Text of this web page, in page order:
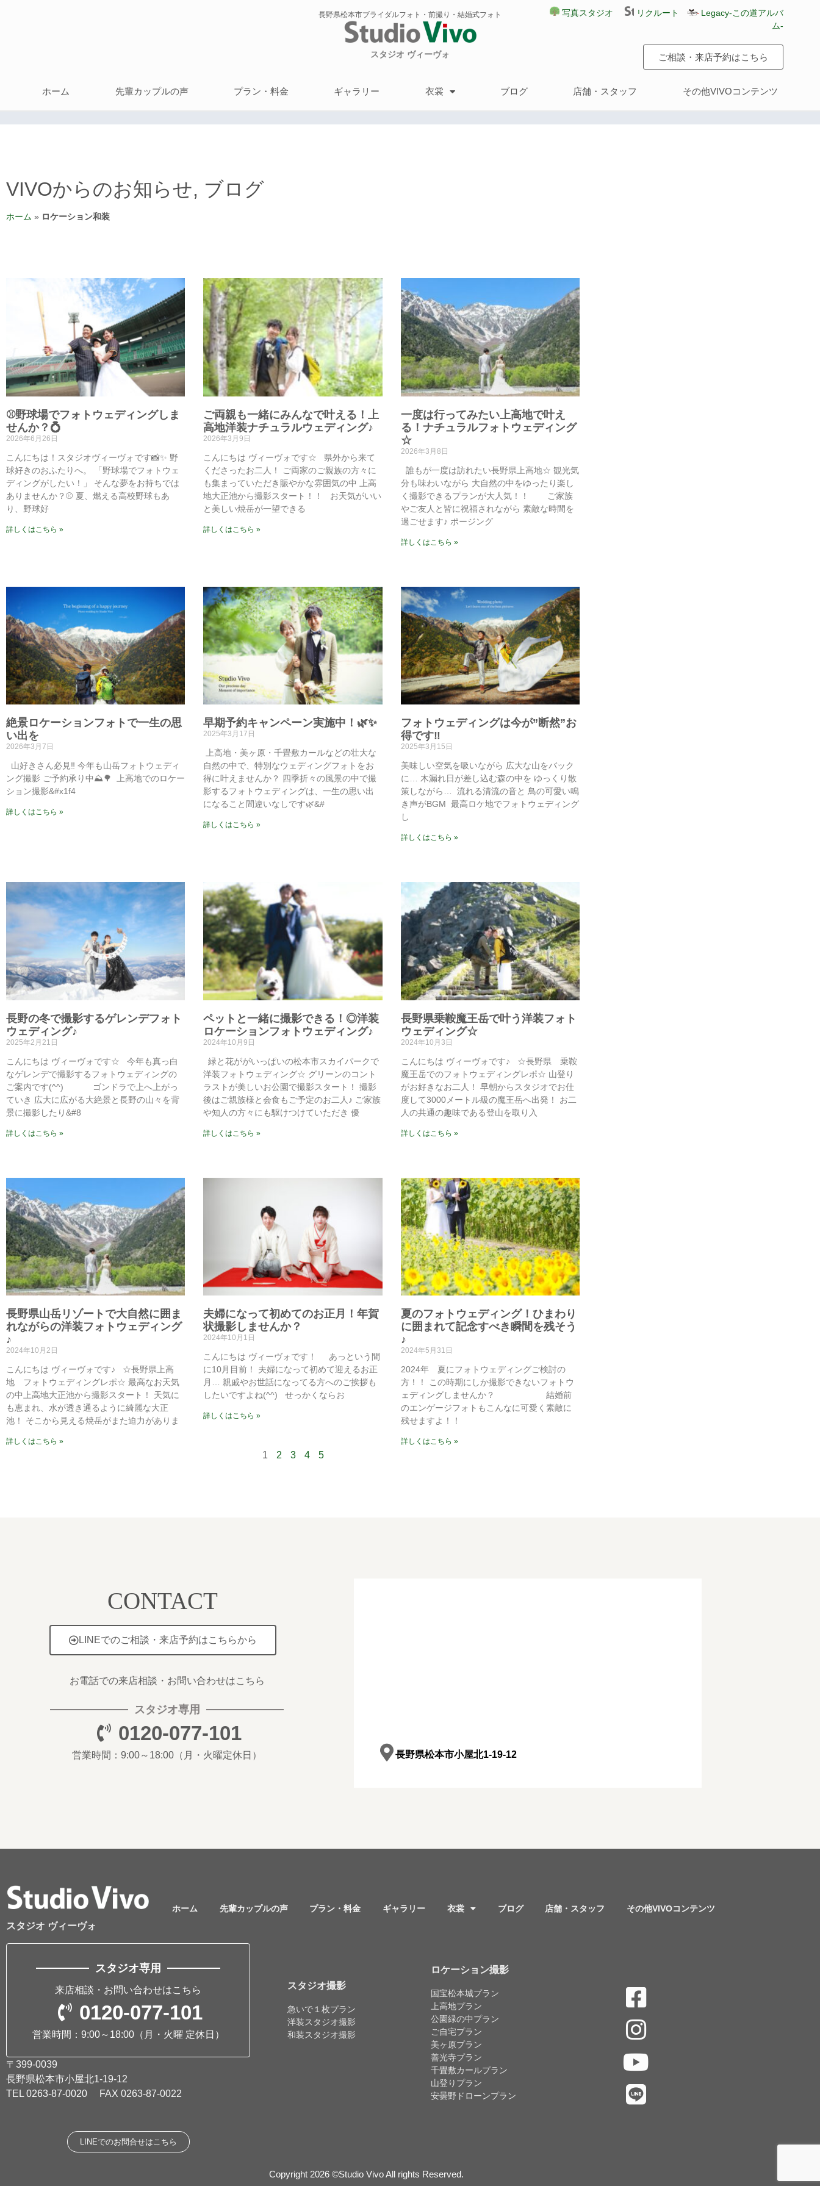
長野県松本市ブライダルフォト・前撮り・結婚式フォト
スタジオ ヴィーヴォ
写真スタジオ リクルート
Legacy-この道アルバ
ム-
ご相談・来店予約はこちら
ホーム 先輩カップルの声 プラン・料金 ギャラリー 衣裳 ブログ 店舗・スタッフ その他VIVOコンテンツ
VIVOからのお知らせ, ブログ
ホーム » ロケーション和装
⚾野球場でフォトウェディングしま
せんか？💍
2026年6月26日
こんにちは！スタジオヴィーヴォです📸✨ 野
球好きのおふたりへ。 「野球場でフォトウェ
ディングがしたい！」 そんな夢をお持ちでは
ありませんか？⚾ 夏、燃える高校野球もあ
り、野球好
詳しくはこちら »
ご両親も一緒にみんなで叶える！上
高地洋装ナチュラルウェディング♪
2026年3月9日
こんにちは ヴィーヴォです☆ 県外から来て
くださったお二人！ ご両家のご親族の方々に
も集まっていただき賑やかな雰囲気の中 上高
地大正池から撮影スタート！！ お天気がいい
と美しい焼岳が一望できる
詳しくはこちら »
一度は行ってみたい上高地で叶え
る！ナチュラルフォトウェディング
☆
2026年3月8日
誰もが一度は訪れたい長野県上高地☆ 観光気
分も味わいながら 大自然の中をゆったり楽し
く撮影できるプランが大人気！！ ご家族
やご友人と皆に祝福されながら 素敵な時間を
過ごせます♪ ポージング
詳しくはこちら »
絶景ロケーションフォトで一生の思
い出を
2026年3月7日
山好きさん必見‼️⁡⁡⁡ 今年も山岳フォトウェディ
ング撮影⁡⁡ ご予約承り中⛰️🌳⁡⁡ ⁡⁡⁡ 上高地でのロケー
ション撮影&#x1f4
詳しくはこちら »
早期予約キャンペーン実施中！🌿✨
2025年3月17日
⁡⁡⁡⁡⁡ 上高地・美ヶ原・千畳敷カールなどの壮大な
自然の中で、特別なウェディングフォトをお
得に叶えませんか？ 四季折々の風景の中で撮
影するフォトウェディングは、一生の思い出
になること間違いなしです🌿&#
詳しくはこちら »
フォトウェディングは今が”断然”お
得です‼️
2025年3月15日
美味しい空気を吸いながら⁡ 広大な山をバック
に…⁡ 木漏れ日が差し込む森の中を⁡ ゆっくり散
策しながら…⁡ ⁡ 流れる清流の音と⁡ 鳥の可愛い鳴
き声がBGM⁡ ⁡ 最高ロケ地でフォトウェディング
し
詳しくはこちら »
長野の冬で撮影するゲレンデフォト
ウェディング♪
2025年2月21日
こんにちは ヴィーヴォです☆ 今年も真っ白
なゲレンデで撮影するフォトウェディングの
ご案内です(^^) ゴンドラで上へ上がっ
ていき 広大に広がる大絶景と長野の山々を背
景に撮影したり&#8
詳しくはこちら »
ペットと一緒に撮影できる！◎洋装
ロケーションフォトウェディング♪
2024年10月9日
緑と花ががいっぱいの松本市スカイパークで
洋装フォトウェディング☆ グリーンのコント
ラストが美しいお公園で撮影スタート！ 撮影
後はご親族様と会食もご予定のお二人♪ ご家族
や知人の方々にも駆けつけていただき 優
詳しくはこちら »
長野県乗鞍魔王岳で叶う洋装フォト
ウェディング☆
2024年10月3日
こんにちは ヴィーヴォです♪ ☆長野県 乗鞍
魔王岳でのフォトウェディングレポ☆ 山登り
がお好きなお二人！ 早朝からスタジオでお仕
度して3000メートル級の魔王岳へ出発！ お二
人の共通の趣味である登山を取り入
詳しくはこちら »
長野県山岳リゾートで大自然に囲ま
れながらの洋装フォトウェディング
♪
2024年10月2日
こんにちは ヴィーヴォです♪ ☆長野県上高
地 フォトウェディングレポ☆ 最高なお天気
の中上高地大正池から撮影スタート！ 天気に
も恵まれ、水が透き通るように綺麗な大正
池！ そこから見える焼岳がまた迫力がありま
詳しくはこちら »
夫婦になって初めてのお正月！年賀
状撮影しませんか？
2024年10月1日
こんにちは ヴィーヴォです！ あっという間
に10月目前！ 夫婦になって初めて迎えるお正
月… 親戚やお世話になってる方へのご挨拶も
したいですよね(^^) せっかくならお
詳しくはこちら »
夏のフォトウェディング！ひまわり
に囲まれて記念すべき瞬間を残そう
♪
2024年5月31日
2024年 夏にフォトウェディングご検討の
方！！ この時期にしか撮影できないフォトウ
ェディングしませんか？ 結婚前
のエンゲージフォトもこんなに可愛く素敵に
残せますよ！！
詳しくはこちら »
1 2 3 4 5
CONTACT
LINEでのご相談・来店予約はこちらから
お電話での来店相談・お問い合わせはこちら
スタジオ専用
0120-077-101
営業時間：9:00～18:00 （月・火曜定休日） 長野県松本市小屋北1-19-12
スタジオ ヴィーヴォ
ホーム 先輩カップルの声 プラン・料金 ギャラリー 衣裳 ブログ 店舗・スタッフ その他VIVOコンテンツ
スタジオ専用
来店相談・お問い合わせはこちら
0120-077-101
営業時間：9:00～18:00（月・火曜 定休日）
〒399-0039
長野県松本市小屋北1-19-12
TEL 0263-87-0020 FAX 0263-87-0022
LINEでのお問合せはこちら
スタジオ撮影
急いで１枚プラン
洋装スタジオ撮影
和装スタジオ撮影
ロケーション撮影
国宝松本城プラン
上高地プラン
公園緑の中プラン
ご自宅プラン
美ヶ原プラン
善光寺プラン
千畳敷カールプラン
山登りプラン
安曇野ドローンプラン
Copyright 2026 ©Studio Vivo All rights Reserved.